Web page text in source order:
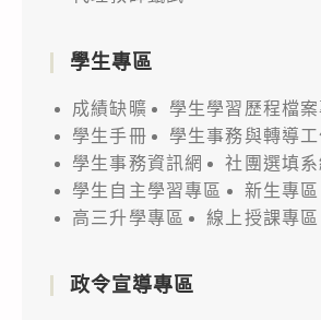
學生專區
成績缺曠
學生學習歷程檔案
學生手冊
學生事務與轉導工
學生事務資訊網
社團選填系
學生自主學習專區
新生專區
高三升學專區
線上授課專區
政令宣導專區